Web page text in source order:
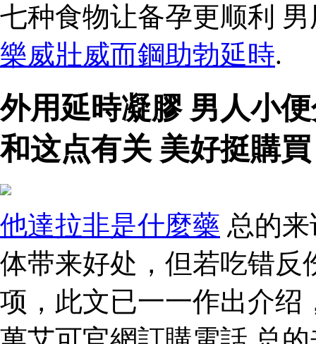
七种食物让备孕更顺利
樂威壯威而鋼助勃延時.
外用延時凝膠 男人小
和这点有关 美好挺購買
他達拉非是什麼藥 总的
体带来好处，但若吃错反
项，此文已一一作出介绍